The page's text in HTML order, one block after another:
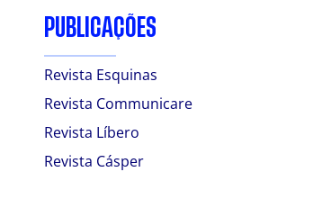
PUBLICAÇÕES
Revista Esquinas
Revista Communicare
Revista Líbero
Revista Cásper